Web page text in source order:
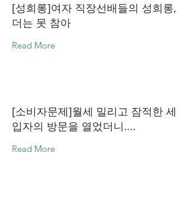
[성희롱]여자 직장선배들의 성희롱,
더는 못 참아
Read More
[소비자문제]월세 밀리고 잠적한 세
입자의 방문을 열었더니....
Read More